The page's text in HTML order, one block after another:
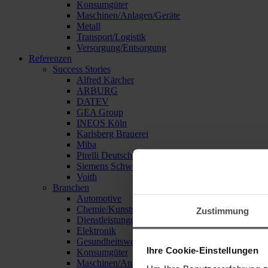
Zustimmung
Ihre Cookie-Einstellungen
Konsumgüter
Maschinen/Anlagen/Geräte
Metall
Transport/Logistik
Versorgung/Entsorgung
Referenzen
Success Stories
Alfred Kärcher
ARBURG
DATEV
GEA Group
INEOS Köln
Karlsberg Brauerei
Miba
Pirelli Deutschland
Siemens Schweiz
Voith
Branchen
Automotive
Chemie/Kunststoffe
Dienstleistungen
Elektronik
Gesundheitswesen
Konsumgüter
Maschinen/Anlagen/Geräte